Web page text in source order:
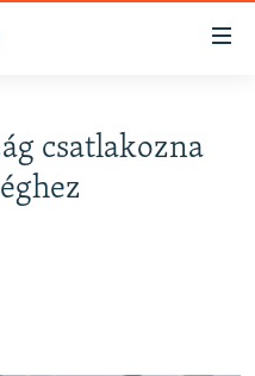
csatlakozna